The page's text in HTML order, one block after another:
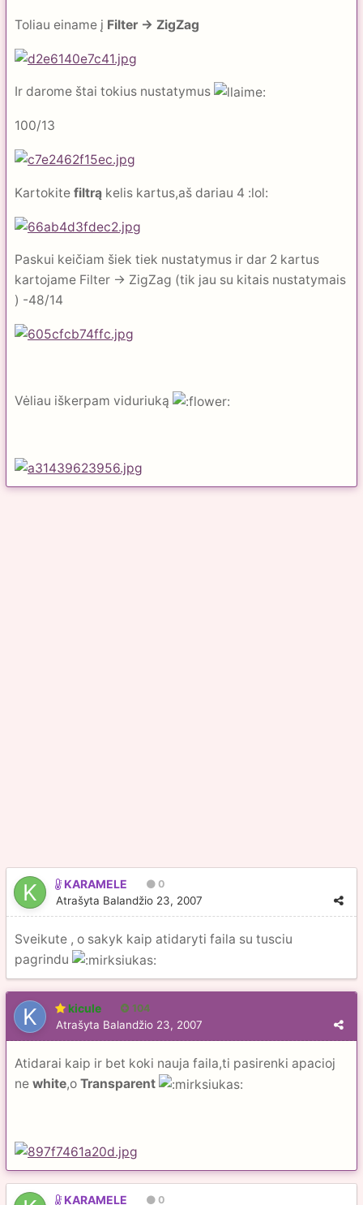
Toliau einame į Filter -> ZigZag
Ir darome štai tokius nustatymus
100/13
Kartokite filtrą kelis kartus,aš dariau 4 :lol:
Paskui keičiam šiek tiek nustatymus ir dar 2 kartus
kartojame Filter -> ZigZag (tik jau su kitais nustatymais
) -48/14
Vėliau iškerpam viduriuką
KARAMELE 0
Atrašyta Balandžio 23, 2007
Sveikute , o sakyk kaip atidaryti faila su tusciu
pagrindu
kicule 104
Atrašyta Balandžio 23, 2007
Atidarai kaip ir bet koki nauja faila,ti pasirenki apacioj
ne white,o Transparent
KARAMELE 0